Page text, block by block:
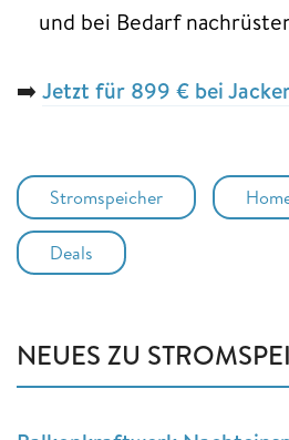
und bei Bedarf
➡️ Jetzt für 899 € bei
Stromspeicher
Deals
NEUES ZU